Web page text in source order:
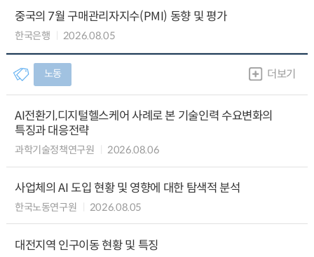
중국의 7월 구매관리자지수(PMI) 동향 및 평가
한국은행 2026.08.05
노동 더보기
AI전환기,디지털헬스케어 사례로 본 기술인력 수요변화의
특징과 대응전략
과학기술정책연구원 2026.08.06
사업체의 AI 도입 현황 및 영향에 대한 탐색적 분석
한국노동연구원 2026.08.05
대전지역 인구이동 현황 및 특징